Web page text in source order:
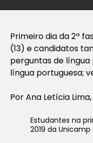
Primeiro dia da 2ª
(13) e candidatos
perguntas de
língua portuguesa;
Por Ana Letícia Lima,
Estudantes na
2019 da